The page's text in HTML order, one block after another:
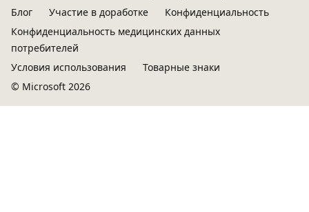
Блог
Участие в доработке
Конфиденциальность
Конфиденциальность медицинских данных
потребителей
Условия использования
Товарные знаки
© Microsoft 2026